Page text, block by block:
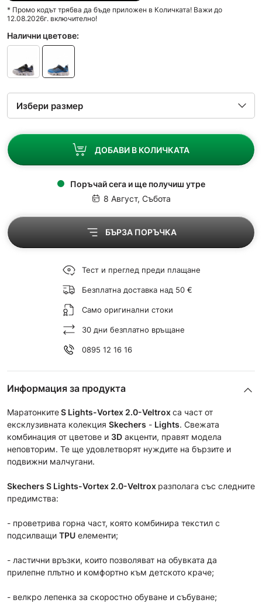
* Промо кодът трябва да бъде приложен в Количката! Важи до
12.08.2026г. включително!
Налични цветове:
ДОБАВИ В КОЛИЧКАТА
Поръчай сега и ще получиш утре
8 Август, Събота
БЪРЗА ПОРЪЧКА
Тест и преглед преди плащане
Безплатна доставка над 50 €
Само оригинални стоки
30 дни безплатно връщане
0895 12 16 16
Информация за продукта
МаратонкитеS Lights-Vortex 2.0-Veltroxса част от
ексклузивната колeкция Skechers - Lights. Свежата
комбинация от цветове и 3D акценти, правят модела
неповторим. Те ще удовлетворят нуждите на бързите и
подвижни малчугани.
Skechers S Lights-Vortex 2.0-Veltrox разполага със следните
предимства:
- проветрива горна част, която комбинира текстил с
подсилващи TPU елементи;
- ластични връзки, които позволяват на обувката да
прилепне плътно и комфортно към детското краче;
- велкро лепенка за скоростно обуване и събуване;